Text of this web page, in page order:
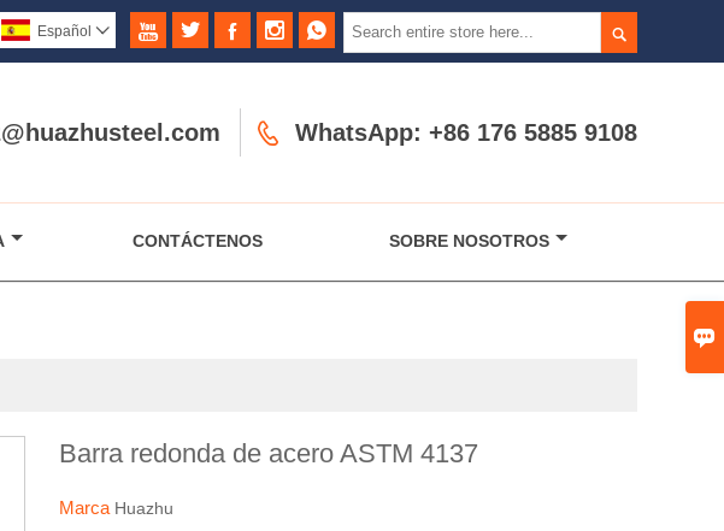


    
Español 
 WhatsApp: +86 176 5885 9108
CONTÁCTENOS SOBRE NOSOTROS
Barra redonda de acero ASTM 4137
Marca Huazhu